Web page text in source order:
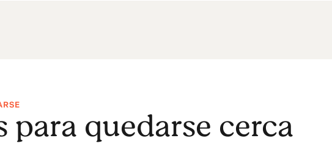
para quedarse cerca